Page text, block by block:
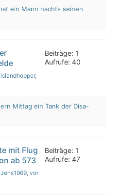
ein Mann nachts seinen
,
Beiträge: 1
Aufrufe: 40
Mittag ein Tank der Disa-
mit Flug
ab 573
, vor
Beiträge: 1
Aufrufe: 47